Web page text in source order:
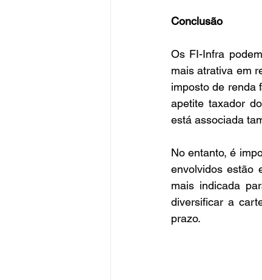
Conclusão
Os FI-Infra
mais atrativa em
imposto de renda
apetite taxador
está associada
No entanto, é
envolvidos estão
mais indicada
diversificar a
prazo.